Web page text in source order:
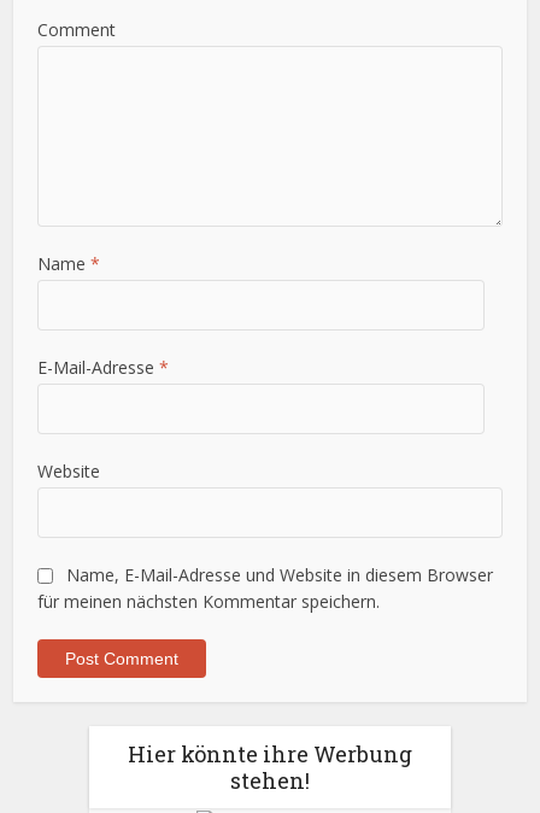
Comment
Name*
E-Mail-Adresse*
Website
Name, E-Mail-Adresse und Website in diesem Browser
für meinen nächsten Kommentar speichern.
Hier könnte ihre Werbung
stehen!